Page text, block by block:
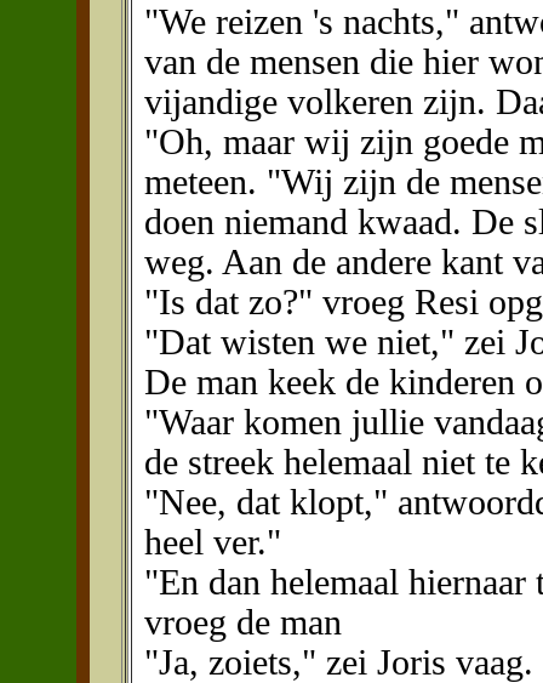
"We reizen 's nachts,"
van de mensen die hier
vijandige volkeren zijn.
"Oh, maar wij zijn goede
meteen. "Wij zijn de
doen niemand kwaad. De
weg. Aan de andere kant
"Is dat zo?" vroeg Resi
"Dat wisten we niet," zei
De man keek de kinderen
"Waar komen jullie
de streek helemaal niet te
"Nee, dat klopt,"
heel ver."
"En dan helemaal
vroeg de man
"Ja, zoiets," zei Joris vaag.